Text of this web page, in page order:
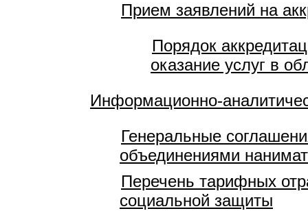
Прием заявлений на
Порядок
оказание услуг в
Информационно-
Генеральные
объединениями
Перечень тарифных
социальной защиты